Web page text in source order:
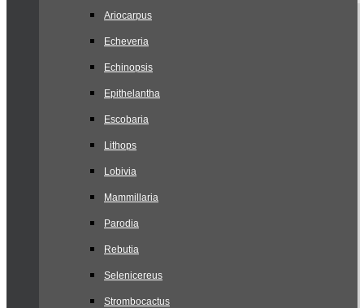
Ariocarpus
Echeveria
Echinopsis
Epithelantha
Escobaria
Lithops
Lobivia
Mammillaria
Parodia
Rebutia
Selenicereus
Strombocactus